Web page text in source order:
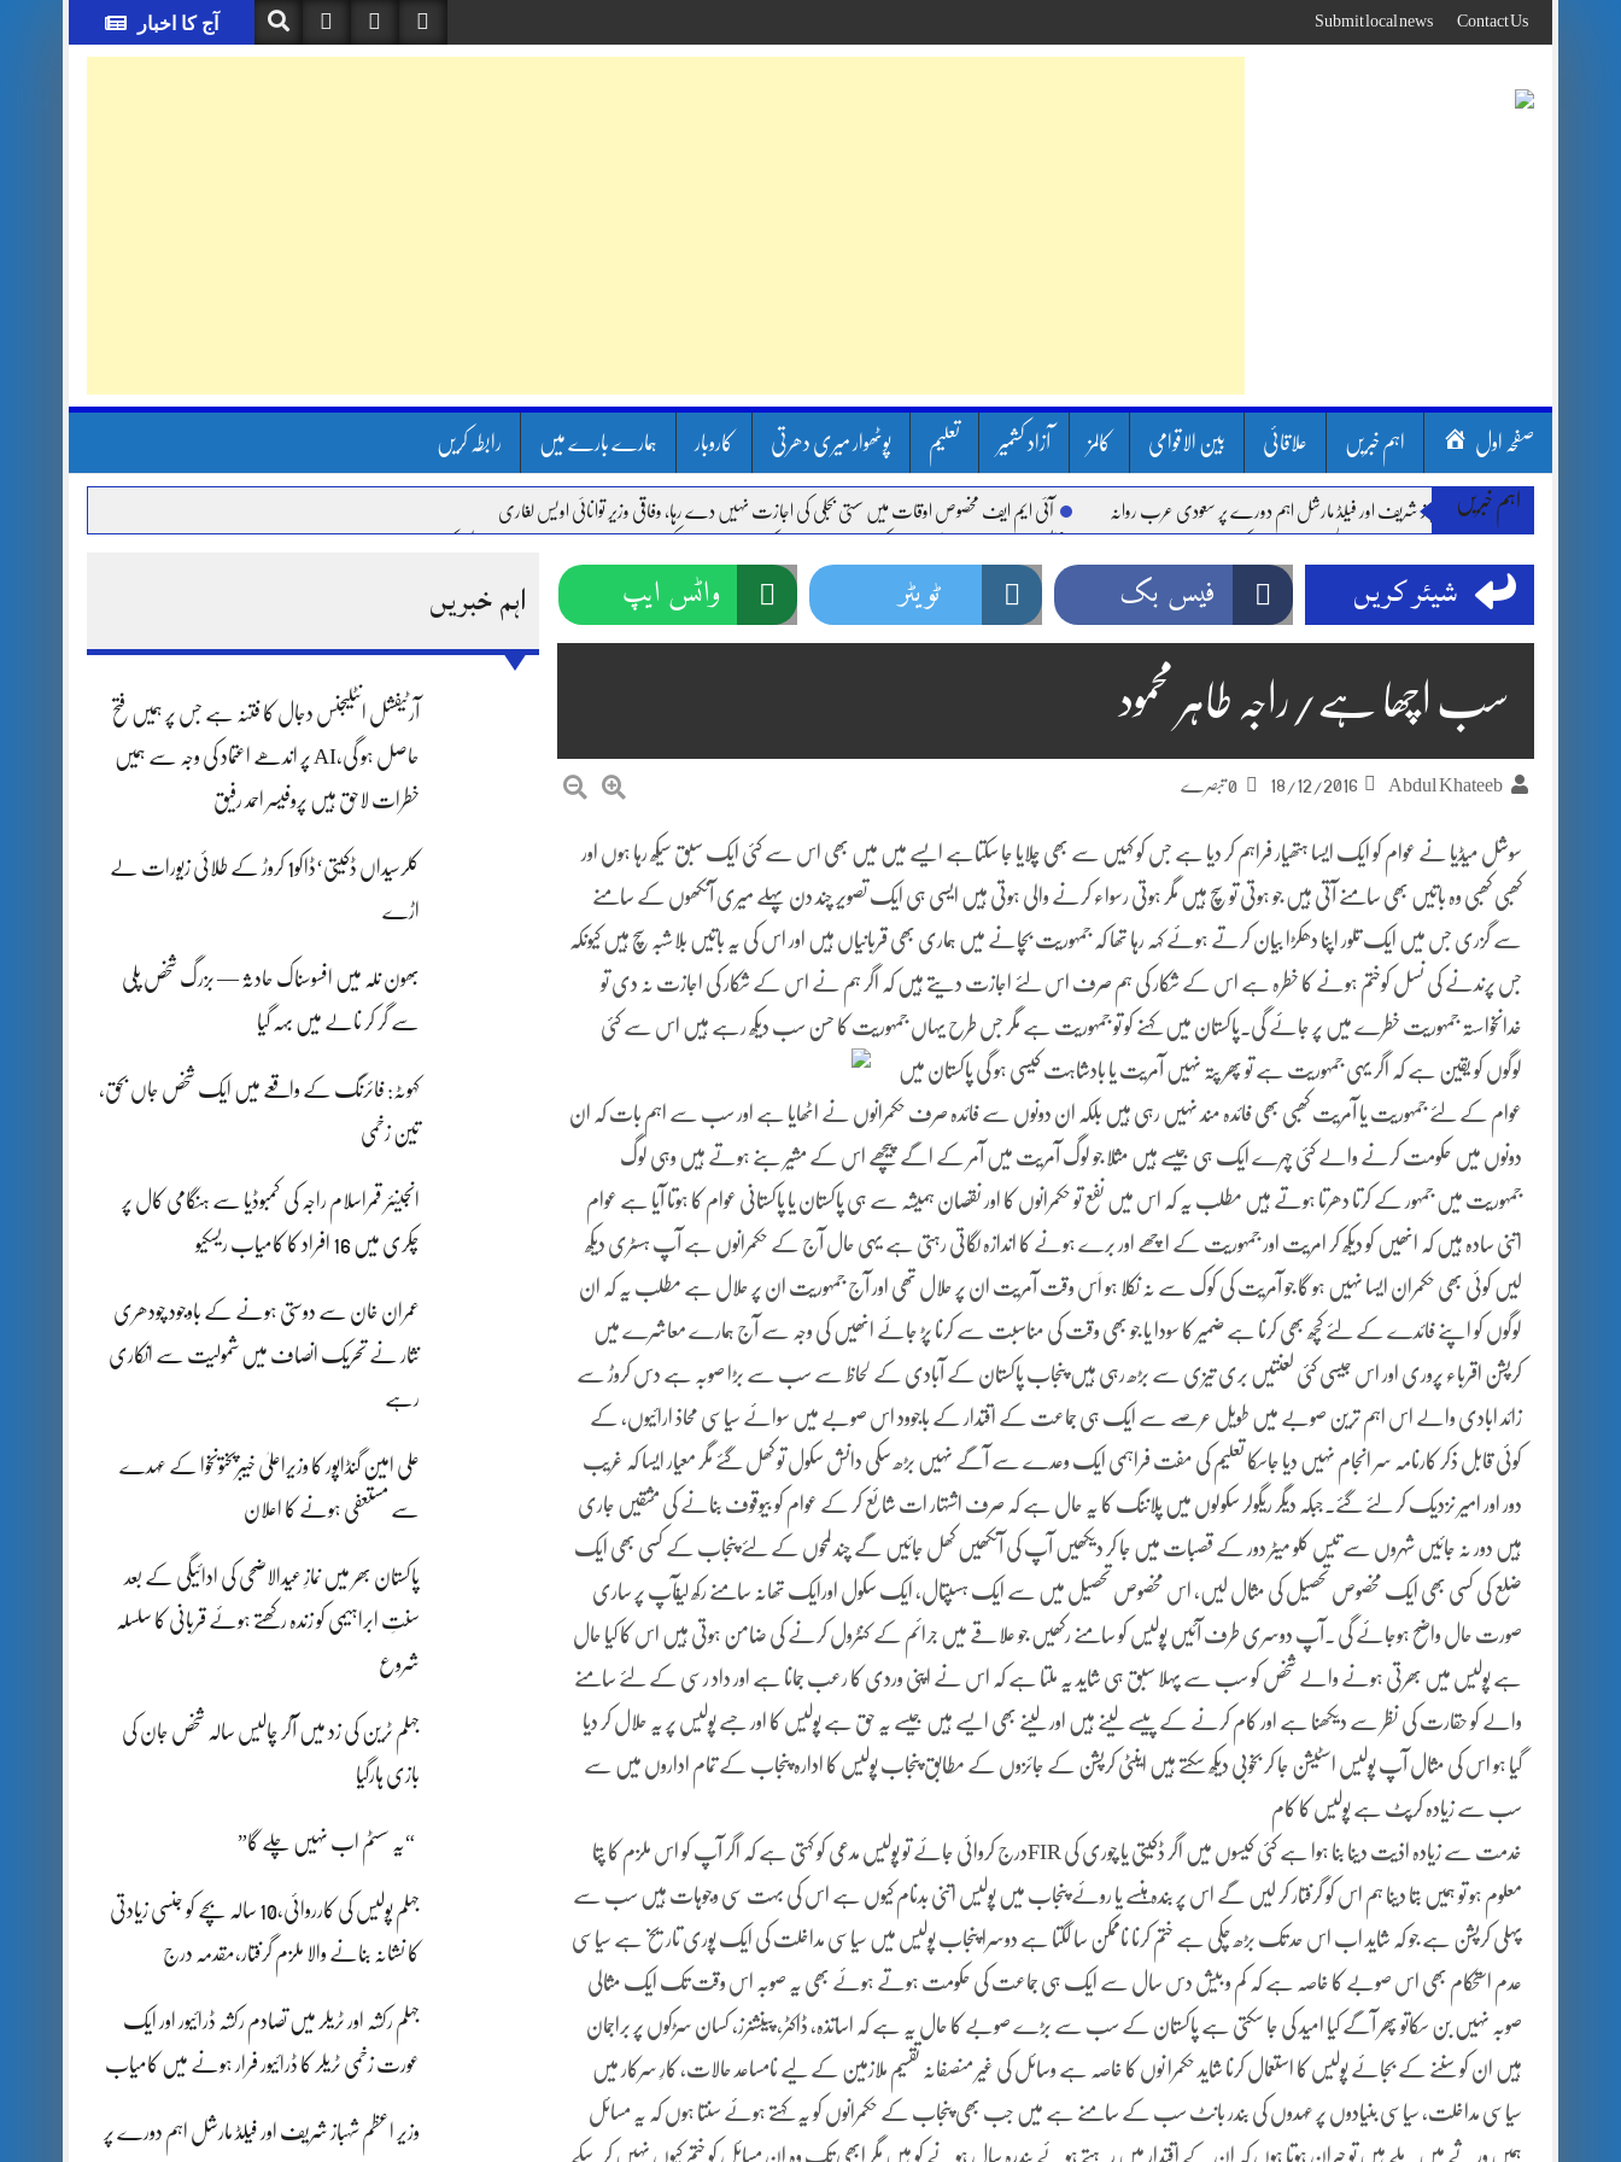
to
content
آج کا اخبار Contact Us
Submit local news
صفحہ اول اہم خبریں علاقائی بین الاقوامی کالمز آزاد کشمیر تعلیم پوٹھوار میری دھرتی کاروبار ہمارے بارے میں رابطہ کریں
اہم خبریں
وزیر اعظم شہباز شریف اور فیلڈ مارشل اہم دورے پر سعودی عرب روانہ آئی ایم ایف مخصوص اوقات میں سستی بجلی کی اجازت نہیں دے رہا، وفاقی وزیر توانائی اویس لغاری
ڈپٹی کمشنر راولپنڈی کیپٹن(ر) ندیم ناصر کا دورہء کلرسیداں اسلام آباد میں غیرملکی وفود کی آمد کے موقع پر ڈیوٹی سے غائب پولیس اہلکاروں کیخلاف سخت ایکشن، 2 اے ایس آئی سمیت 12 اہلکاروں کو نوکری سے فارغ کردیا گیا۔
مون سون بارشیں، لینڈ سلائیڈنگ اور کوٹلی ستیاں کے نظر انداز متاثرین اسسٹنٹ کمشنر کلرسیداں سیدہ زینب حسین کی پریس کانفرنس شہید گر وپ کیپٹنعاصم طارق مکمل فوجی اعزاز کے ساتھ سپردِ خاک
اہم خبریں
آرٹیفشل انٹلیجنس دجال کا فتنہ ہے جس پر ہمیں فتح
حاصل ہو گی،AI پر اندھے اعتماد کی وجہ سے ہمیں
خطرات لاحق ہیں پروفیسر احمد رفیق
کلرسیداں ڈکیتی‘ڈاکو1 کروڑ کے طلائی زیورات لے
اڑے
بھون نلہ میں افسوسناک حادثہ — بزرگ شخص پلی
سے گر کر نالے میں بہہ گیا
کہوٹہ: فائرنگ کے واقعے میں ایک شخص جاں بحق،
تین زخمی
انجینئر قمراسلام راجہ کی کمبوڈیا سے ہنگامی کال پر
چکری میں 16 افراد کا کامیاب ریسکیو
عمران خان سے دوستی ہونے کے باوجود چودھری
نثار نے تحریک انصاف میں شمولیت سے انکاری
رہے
علی امین گنڈاپور کا وزیراعلیٰ خیبرپختونخوا کے عہدے
سے مستعفی ہونے کا اعلان
پاکستان بھر میں نمازِ عیدالاضحی کی ادائیگی کے بعد
سنتِ ابراہیمی کو زندہ رکھتے ہوئے قربانی کا سلسلہ
شروع
جہلم ٹرین کی زد میں آکر چالیس سالہ شخص جان کی
بازی ہارگیا
“یہ سسٹم اب نہیں چلے گا”
جہلم پولیس کی کارروائی،10 سالہ بچے کو جنسی زیادتی
کا نشانہ بنانے والا ملزم گرفتار،مقدمہ درج
جہلم رکشہ اور ٹریلر میں تصادم رکشہ ڈرائیور اور ایک
عورت زخمی ٹریلر کا ڈرائیور فرار ہونے میں کامیاب
وزیر اعظم شہباز شریف اور فیلڈ مارشل اہم دورے پر
شیئر کریں فیس بک ٹویٹر واٹس ایپ
سب اچھا ہے/راجہ طاہر محمود
Abdul Khateeb
18/12/2016
سوشل میڈیا نے عوام کو ایک ایسا ہتھیار فراہم کر دیا ہے جس کو کہیں سے بھی چلایا جا سکتاہے ایسے میں میں بھی اس سے کئی ایک سبق سیکھ رہا ہوں اور
کھبی کھبی وہ باتیں بھی سامنے آتی ہیں جو ہوتی تو سچ ہیں مگر ہوتی رسواء کرنے والی ہوتی ہیں ایسی ہی ایک تصویر چند دن پہلے میری آنکھوں کے سامنے
سے گزری جس میں ایک تلور اپنا دھکڑا بیان کرتے ہوئے کہہ رہا تھا کہ جمہوریت بچانے میں ہماری بھی قربانیاں ہیں اور اس کی یہ باتیں بلاشبہ سچ ہیں کیونکہ
جس پرندنے کی نسل کوختم ہونے کا خطرہ ہے اس کے شکار کی ہم صرف اس لئے اجازت دیتے ہیں کہ اگر ہم نے اس کے شکار کی اجازت نہ دی تو
خدانخواستہ جمہوریت خطرے میں پر جائے گی۔پاکستان میں کہنے کو تو جمہوریت ہے مگر جس طرح یہاں جمہوریت کا حسن سب دیکھ رہے ہیں اس سے کئی
لوگوں کو یقین ہے کہ اگر یہی جمہوریت ہے تو پھر پتہ نہیں آمریت یا بادشاہت کیسی ہو گی پاکستان میں
عوام کے لئے جمہوریت یا آمریت کھبی بھی فائدہ مند نہیں رہی ہیں بلکہ ان دونوں سے فائدہ صرف حکمرانوں نے اٹھایا ہے اور سب سے اہم بات کہ ان
دونوں میں حکومت کرنے والے کئی چہرے ایک ہی جیسے ہیں مثلا جو لوگ آمریت میں آمر کے اگے پیچھے اس کے مشیر بنے ہوتے ہیں وہی لوگ
جمہوریت میں جمہور کے کرتا دھرتا ہوتے ہیں مطلب یہ کہ اس میں نفع تو حکمرانوں کا اور نقصان ہمیشہ سے ہی پاکستان یا پاکستانی عوام کا ہوتا آیا ہے عوام
اتنی سادہ ہیں کہ انھیں کو دیکھ کر امریت اور جمہوریت کے اچھے اور برے ہونے کا اندازہ لگاتی رہتی ہے یہی حال آج کے حکمرانوں ہے آپ ہسٹری دیکھ
لیں کوئی بھی حکمران ایسا نہیں ہو گا جو آمریت کی کوک سے نہ نکلا ہو اَس وقت آمریت ان پر حلال تھی اور آج جمہوریت ان پر حلال ہے مطلب یہ کہ ان
لوگوں کو اپنے فائدے کے لئے کچھ بھی کرنا ہے ضمیر کا سودا یا جو بھی وقت کی مناسبت سے کرنا پڑ جائے انھیں کی وجہ سے آج ہمارے معاشرے میں
کرپشن اقرباء پروری اور اس جیسی کئی لعنتیں بری تیزی سے بڑھ رہی ہیں پنجاب پاکستان کے آبادی کے لحاظ سے سب سے بڑا صوبہ ہے دس کروڑ سے
زائد ابادی والے اس اہم ترین صوبے میں طویل عرصے سے ایک ہی جماعت کے اقتدار کے باجوود اس صوبے میں سوائے سیاسی محاذ ارائیوں، کے
کوئی قابل ذکر کارنامہ سر انجام نہیں دیا جاسکا تعلیم کی مفت فراہمی ایک وعدے سے آگے نہیں بڑھ سکی دانش سکول تو کھل گئے مگر معیار ایسا کہ غریب
دور اور امیر نزدیک کر لئے گئے۔جبکہ دیگر ریگولر سکولوں میں پلاننگ کا یہ حال ہے کہ صرف اشتہار ات شائع کر کے عوام کو بیوقوف بنانے کی مشقیں جاری
ہیں دور نہ جائیں شہروں سے تیس کلو میٹر دور کے قصبات میں جا کر دیکھیں آپ کی آنکھیں کھل جائیں گے چند لمحوں کے لئے پنجاب کے کسی بھی ایک
ضلع کی کسی بھی ایک مخصوص تحصیل کی مثال لیں، اس مخصوص تحصیل میں سے ایک ہسپتال، ایک سکول اورایک تھانہ سامنے رکھ لیںآپ پر ساری
صورت حال واضح ہوجائے گی ۔آپ دوسری طرف آئیں پولیس کو سامنے رکھیں جو علاقے میں جرائم کے کنٹرول کرنے کی ضامن ہوتی ہیں اس کا کیا حال
ہے پولیس میں بھرتی ہونے والے شخص کو سب سے پہلا سبق ہی شاید یہ ملتا ہے کہ اس نے اپنی وردی کا رعب جمانا ہے اور داد رسی کے لئے سامنے
والے کو حقارت کی نظر سے دیکھنا ہے اور کام کرنے کے پیسے لینے ہیں اور لینے بھی ایسے ہیں جیسے یہ حق ہے پولیس کا اور جسے پولیس پر یہ حلال کر دیا
گیا ہو اس کی مثال آپ پولیس اسٹیشن جا کر بخوبی دیکھ سکتے ہیں اینٹی کرپشن کے جائزوں کے مطابق پنجاب پولیس کا ادارہ پنجاب کے تمام اداروں میں سے
سب سے زیادہ کرپٹ ہے پولیس کا کام
خدمت سے زیادہ اذیت دینا بنا ہوا ہے کئی کیسوں میں اگر ڈکیتی یا چوری کی FIRدرج کروائی جائے تو پولیس مدعی کو کہتی ہے کہ اگر آپ کو اس ملزم کا پتا
معلوم ہو تو ہمیں بتا دینا ہم اس کو گرفتار کر لیں گے اس پر بندہ ہنسے یا روئے پنجاب میں پولیس اتنی بدنام کیوں ہے اس کی بہت سی وجوہات ہیں سب سے
پہلی کرپشن ہے جو کہ شاید اب اس حد تک بڑھ چکی ہے ختم کرنا ناممکن سا لگتا ہے دوسرا پنجاب پولیس میں سیاسی مداخلت کی ایک پوری تاریخ ہے سیاسی
عدم استحکام بھی اس صوبے کا خاصہ ہے کہ کم و بیش دس سال سے ایک ہی جماعت کی حکومت ہوتے ہوئے بھی یہ صوبہ اس وقت تک ایک مثالی
صوبہ نہیں بن سکاتو پھر آگے کیا امید کی جا سکتی ہے پاکستان کے سب سے بڑے صوبے کا حال یہ ہے کہ اساتذہ، ڈاکٹر، پینشنرز، کسان سڑکوں پر براجمان
ہیں ان کو سننے کے بجائے پولیس کا استعمال کرنا شاید حکمرا نوں کا خاصہ ہے وسائل کی غیر منصفانہ تقسیم ملازمین کے لیے نامساعد حالات، کارِ سرکار میں
سیاسی مداخلت، سیاسی بنیادوں پر عہدوں کی بندر بانٹ سب کے سامنے ہے میں جب بھی پنجاب کے حکمرانوں کو یہ کہتے ہوئے سنتا ہوں کہ یہ مسائل
ہمیں ورثے میں ملے ہیں تو حیران ہوتا ہوں کہ ان کے اقتدار میں رہتے ہوئے پندرہ سال ہونے کو ہیں مگر ابھی تک وہ ان مسائل کو ختم کیوں نہیں کر سکے